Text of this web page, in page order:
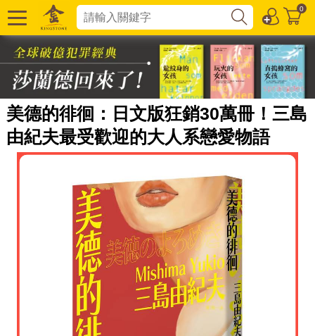
0
美德的徘徊：日文版狂銷30萬冊！三島
由紀夫最受歡迎的大人系戀愛物語